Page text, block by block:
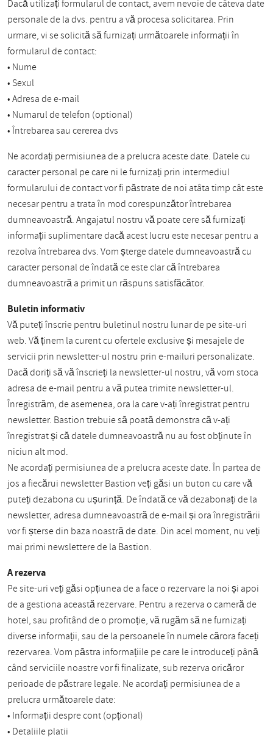
Dacă utilizați formularul de contact, avem nevoie de câteva date
personale de la dvs. pentru a vă procesa solicitarea. Prin
urmare, vi se solicită să furnizați următoarele informații în
formularul de contact:
• Nume
• Sexul
• Adresa de e-mail
• Numarul de telefon (optional)
• Întrebarea sau cererea dvs
Ne acordați permisiunea de a prelucra aceste date. Datele cu
caracter personal pe care ni le furnizați prin intermediul
formularului de contact vor fi păstrate de noi atâta timp cât este
necesar pentru a trata în mod corespunzător întrebarea
dumneavoastră. Angajatul nostru vă poate cere să furnizați
informații suplimentare dacă acest lucru este necesar pentru a
rezolva întrebarea dvs. Vom șterge datele dumneavoastră cu
caracter personal de îndată ce este clar că întrebarea
dumneavoastră a primit un răspuns satisfăcător.
Buletin informativ
Vă puteți înscrie pentru buletinul nostru lunar de pe site-uri
web. Vă ținem la curent cu ofertele exclusive și mesajele de
servicii prin newsletter-ul nostru prin e-mailuri personalizate.
Dacă doriți să vă înscrieți la newsletter-ul nostru, vă vom stoca
adresa de e-mail pentru a vă putea trimite newsletter-ul.
Înregistrăm, de asemenea, ora la care v-ați înregistrat pentru
newsletter. Bastion trebuie să poată demonstra că v-ați
înregistrat și că datele dumneavoastră nu au fost obținute în
niciun alt mod.
Ne acordați permisiunea de a prelucra aceste date. În partea de
jos a fiecărui newsletter Bastion veți găsi un buton cu care vă
puteți dezabona cu ușurință. De îndată ce vă dezabonați de la
newsletter, adresa dumneavoastră de e-mail și ora înregistrării
vor fi șterse din baza noastră de date. Din acel moment, nu veți
mai primi newslettere de la Bastion.
A rezerva
Pe site-uri veți găsi opțiunea de a face o rezervare la noi și apoi
de a gestiona această rezervare. Pentru a rezerva o cameră de
hotel, sau profitând de o promoție, vă rugăm să ne furnizați
diverse informații, sau de la persoanele în numele cărora faceți
rezervarea. Vom păstra informațiile pe care le introduceți până
când serviciile noastre vor fi finalizate, sub rezerva oricăror
perioade de păstrare legale. Ne acordați permisiunea de a
prelucra următoarele date:
• Informații despre cont (opțional)
• Detaliile platii